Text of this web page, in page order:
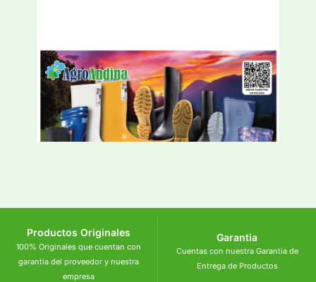
Productos Originales
100% Originales que cuentan con
garantia del proveedor y nuestra
empresa
Garantia
Cuentas con nuestra Garantia de
Entrega de Productos